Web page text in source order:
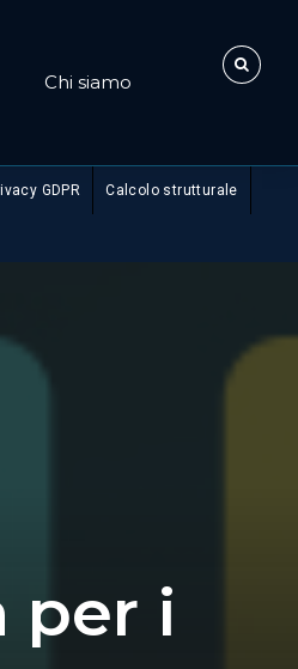
Chi siamo
GDPR Calcolo strutturale
per i